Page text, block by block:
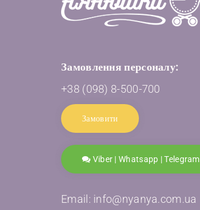
Замовлення персоналу:
+38 (098) 8-500-700
Замовити
Viber | Whatsapp | Telegram
Email: info@nyanya.com.ua